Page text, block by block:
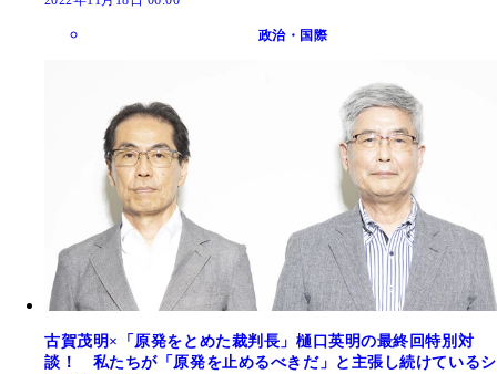
政治・国際
古賀茂明×「原発をとめた裁判長」樋口英明の最終回特別対
談！ 私たちが「原発を止めるべきだ」と主張し続けているシ